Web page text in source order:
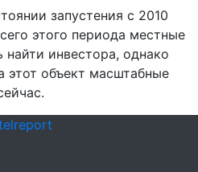
запустения с 2010
этого периода местные
инвестора, однако
этот объект масштабные
report